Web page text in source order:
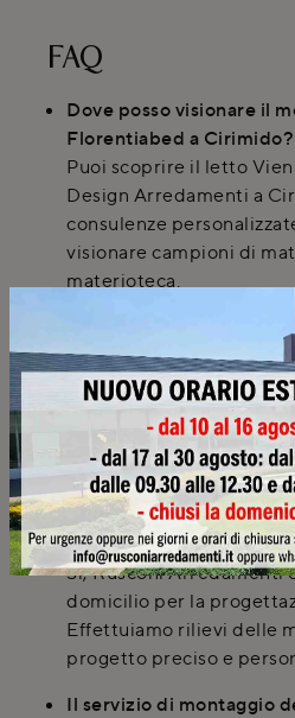
FAQ
Dove posso visionare il
Florentiabed a Cirimido?
Puoi scoprire il letto
Design Arredamenti a
consulenze
visionare campioni di
materioteca.
Quali opzioni di
disponibili per il letto
Il letto Vienna può
dimensioni standard.
showroom, puoi
materiali e finiture per
È possibile richiedere
domicilio per il letto
Sì, Rusconi Arredamenti
domicilio per la
Effettuiamo rilievi delle
progetto preciso e
Il servizio di montaggio